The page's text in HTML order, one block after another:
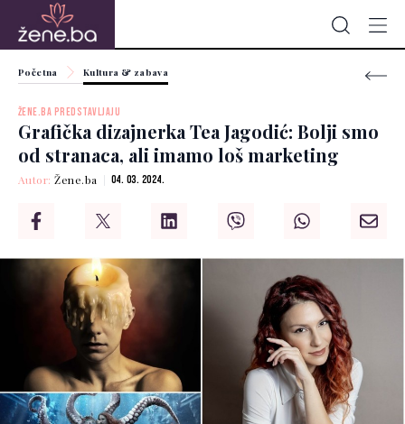
Početna Kultura & zabava
ŽENE.BA PREDSTAVLJAJU
Grafička dizajnerka Tea Jagodić: Bolji smo
od stranaca, ali imamo loš marketing
Autor:Žene.ba 04. 03. 2024.